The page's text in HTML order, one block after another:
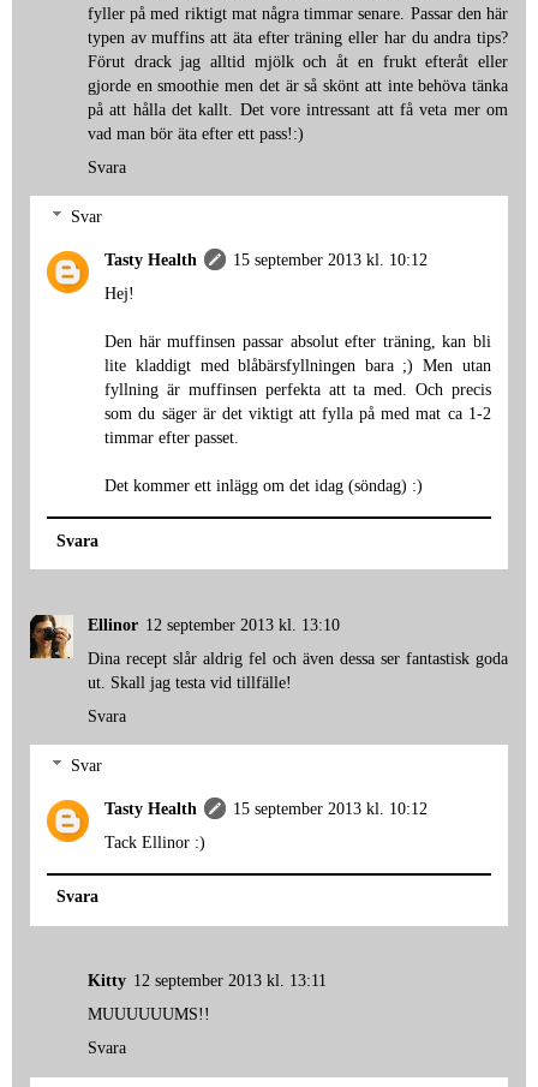
fyller på med riktigt mat några timmar senare. Passar den här
typen av muffins att äta efter träning eller har du andra tips?
Förut drack jag alltid mjölk och åt en frukt efteråt eller
gjorde en smoothie men det är så skönt att inte behöva tänka
på att hålla det kallt. Det vore intressant att få veta mer om
vad man bör äta efter ett pass!:)
Svara
Svar
Tasty Health
15 september 2013 kl. 10:12
Hej!
Den här muffinsen passar absolut efter träning, kan bli
lite kladdigt med blåbärsfyllningen bara ;) Men utan
fyllning är muffinsen perfekta att ta med. Och precis
som du säger är det viktigt att fylla på med mat ca 1-2
timmar efter passet.
Det kommer ett inlägg om det idag (söndag) :)
Svara
Ellinor 12 september 2013 kl. 13:10
Dina recept slår aldrig fel och även dessa ser fantastisk goda
ut. Skall jag testa vid tillfälle!
Svara
Svar
Tasty Health
15 september 2013 kl. 10:12
Tack Ellinor :)
Svara
Kitty 12 september 2013 kl. 13:11
MUUUUUUMS!!
Svara